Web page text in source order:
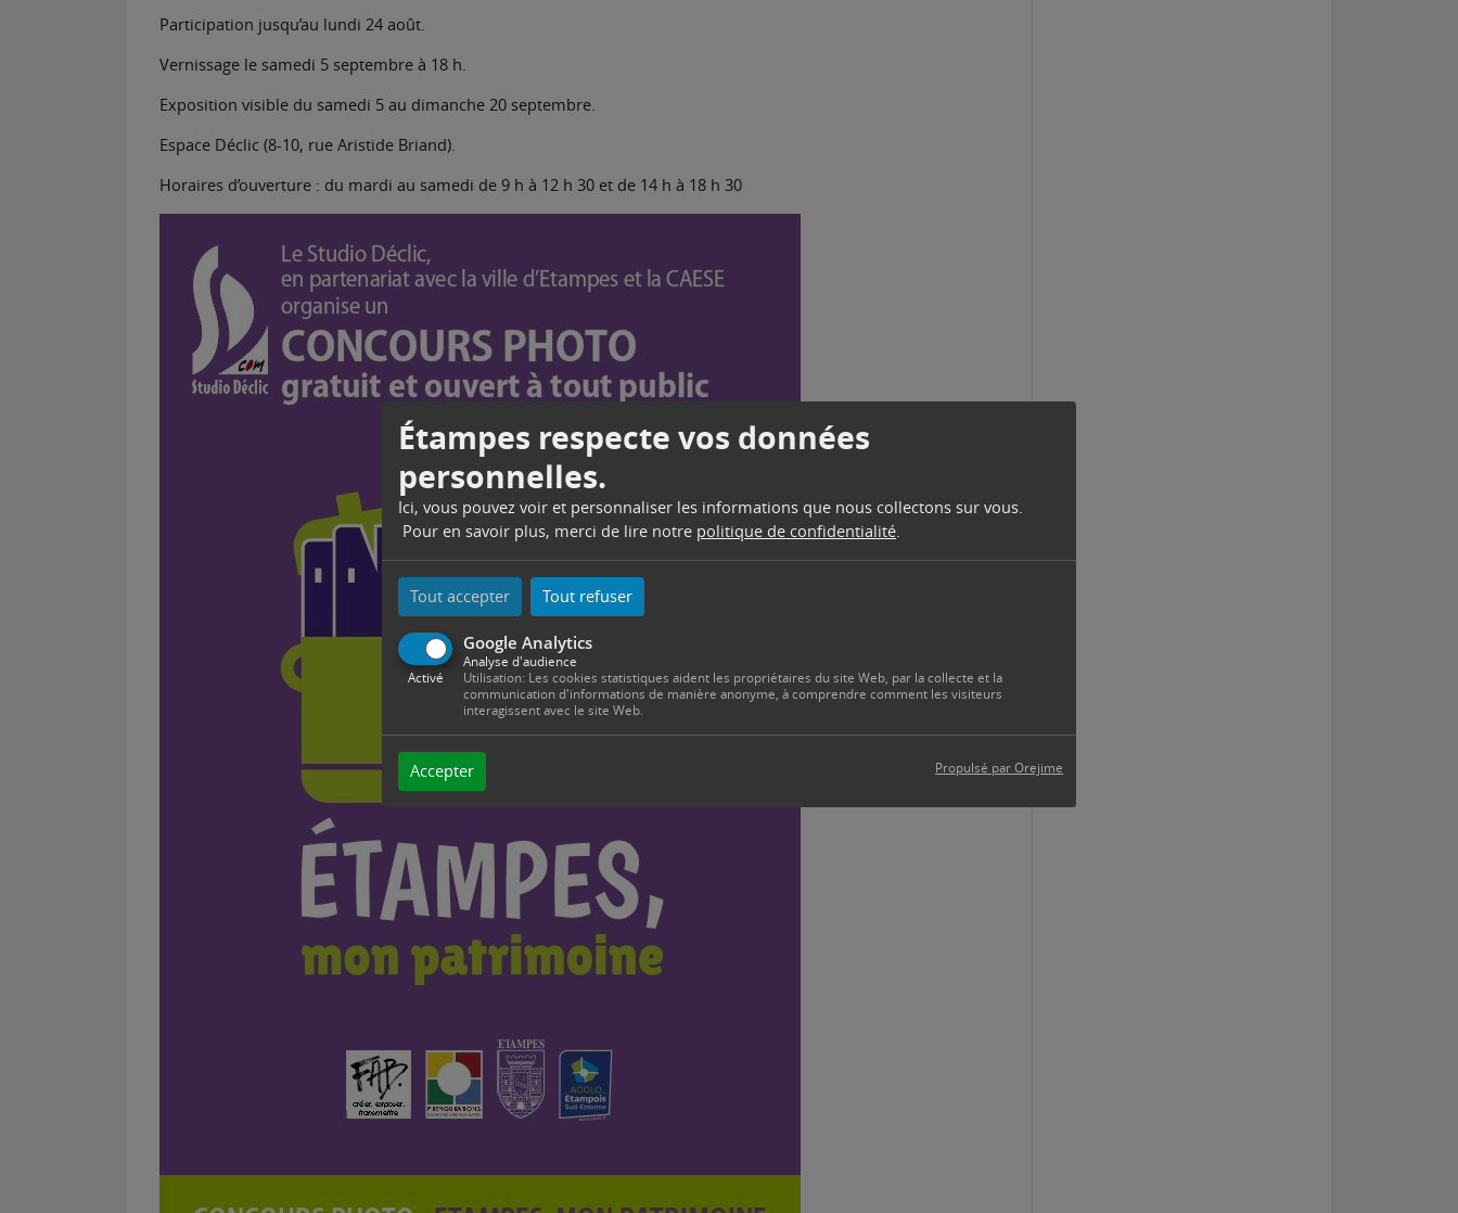
Étampes respecte vos données
personnelles.
Ici, vous pouvez voir et personnaliser les informations que nous collectons sur vous.
Pour en savoir plus, merci de lire notre politique de confidentialité
Tout accepter Tout refuser
Google Analytics
Activé
Analyse d'audience
Utilisation: Les cookies statistiques aident les propriétaires du site Web, par la collecte et la
communication d'informations de manière anonyme, à comprendre comment les visiteurs
interagissent avec le site Web.
Accepter Propulsé par Orejime
Participation jusqu’au lundi 24 août.
Vernissage le samedi 5 septembre à 18 h.
Exposition visible du samedi 5 au dimanche 20 septembre.
Espace Déclic (8-10, rue Aristide Briand).
Horaires d’ouverture : du mardi au samedi de 9 h à 12 h 30 et de 14 h à 18 h 30